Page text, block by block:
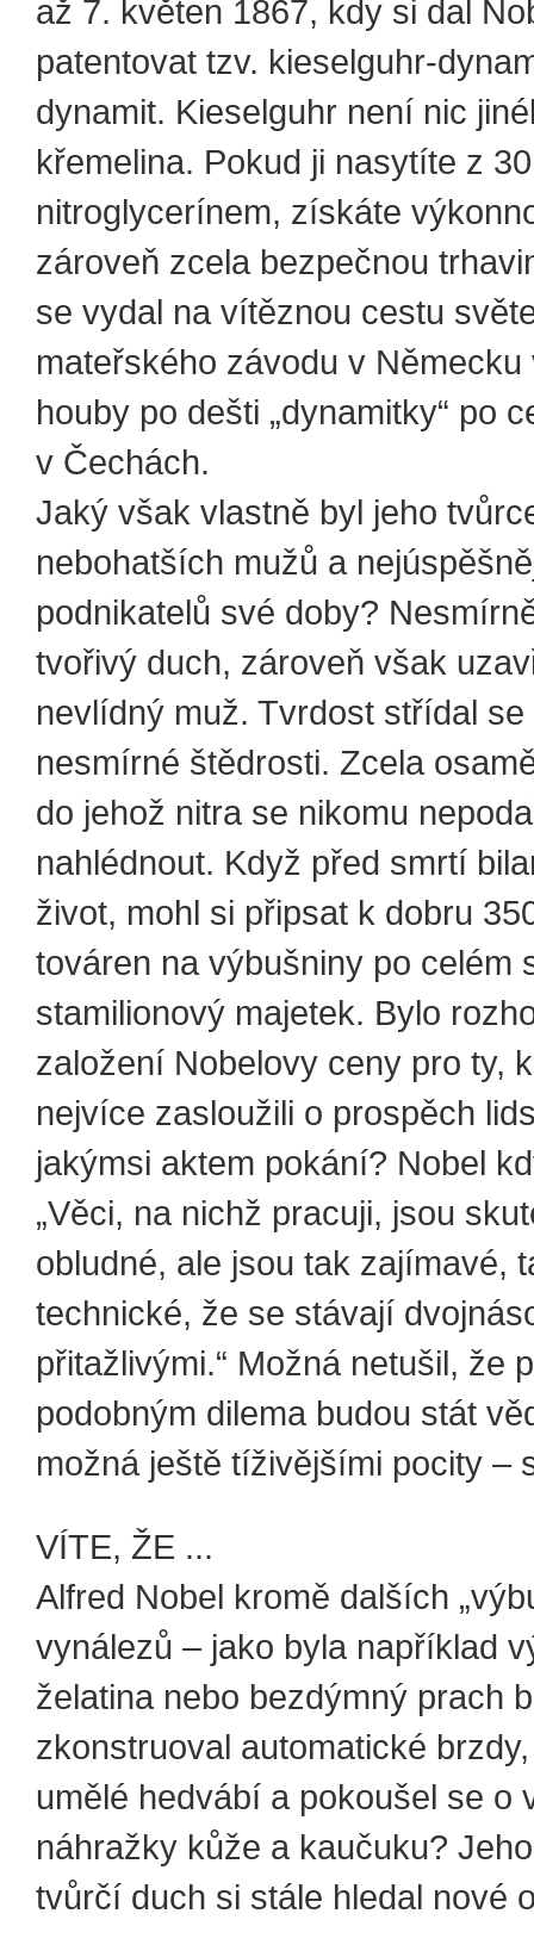
až 7. květen 1867, kdy si dal
patentovat tzv. kieselguhr-
dynamit. Kieselguhr není nic
křemelina. Pokud ji nasytíte z
nitroglycerínem, získáte
zároveň zcela bezpečnou
se vydal na vítěznou cestu
mateřského závodu v Německu
houby po dešti „dynamitky“ po
v Čechách.
Jaký však vlastně byl jeho
nebohatších mužů a
podnikatelů své doby?
tvořivý duch, zároveň však
nevlídný muž. Tvrdost střídal
nesmírné štědrosti. Zcela
do jehož nitra se nikomu
nahlédnout. Když před smrtí
život, mohl si připsat k dobru
továren na výbušniny po celém
stamilionový majetek. Bylo
založení Nobelovy ceny pro ty,
nejvíce zasloužili o prospěch
jakýmsi aktem pokání? Nobel
„Věci, na nichž pracuji, jsou
obludné, ale jsou tak zajímavé,
technické, že se stávají
přitažlivými.“ Možná netušil, že
podobným dilema budou stát
možná ještě tíživějšími pocity –
VÍTE, ŽE ...
Alfred Nobel kromě dalších
vynálezů – jako byla například
želatina nebo bezdýmný prach
zkonstruoval automatické
umělé hedvábí a pokoušel se o
náhražky kůže a kaučuku?
tvůrčí duch si stále hledal nové